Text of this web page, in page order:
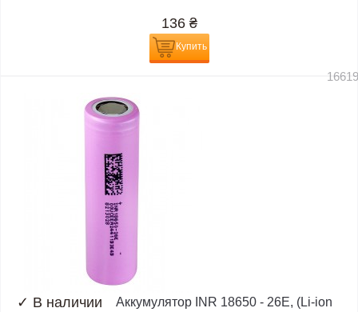
136 ₴
Купить
✓ В наличии
Аккумулятор INR 18650 - 26E, (Li-ion